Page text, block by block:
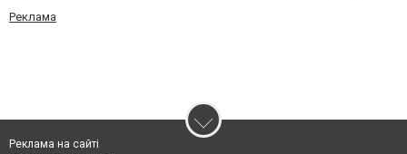
Реклама
Реклама на сайті